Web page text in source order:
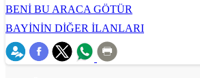
BENİ BU ARACA GÖTÜR
BAYİNİN DİĞER İLANLARI